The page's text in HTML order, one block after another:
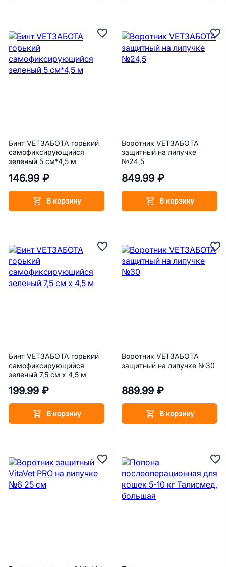
Бинт VETЗАБОТА горький
самофиксирующийся
зеленый 5 см*4,5 м
146.99 ₽
В корзину
Воротник VETЗАБОТА
защитный на липучке
№24,5
849.99 ₽
В корзину
Бинт VETЗАБОТА горький
самофиксирующийся
зеленый 7,5 см х 4,5 м
199.99 ₽
В корзину
Воротник VETЗАБОТА
защитный на липучке №30
889.99 ₽
В корзину